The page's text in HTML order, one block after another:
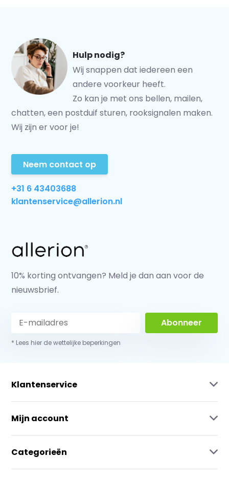
Hulp nodig?
Wij snappen dat iedereen een
andere voorkeur heeft.
Zo kan je met ons bellen, mailen,
chatten, een postduif sturen, rooksignalen maken.
Wij zijn er voor je!
Neem contact op
+31 6 43403688
klantenservice@allerion.nl
10% korting ontvangen? Meld je dan aan voor de
nieuwsbrief.
Abonneer
* Lees hier de wettelijke beperkingen
Klantenservice
Mijn account
Categorieën